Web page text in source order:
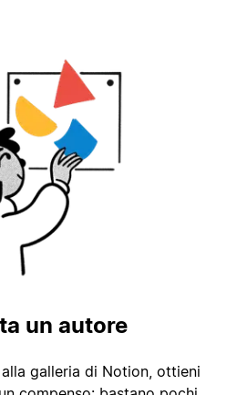
un autore
galleria di Notion, ottieni